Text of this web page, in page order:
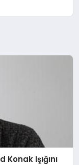
Konak Işığını